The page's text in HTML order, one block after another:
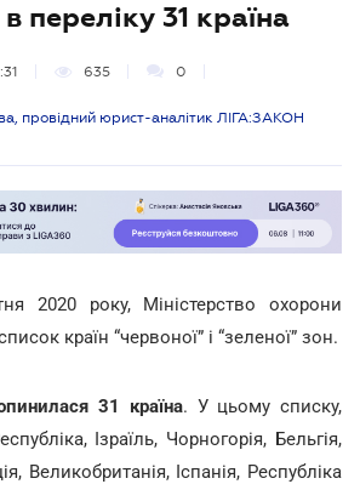
переліку 31 країна
635 0
провідний юрист-аналітик ЛІГА:ЗАКОН
2020 року, Міністерство охорони
країн “червоної” і “зеленої” зон.
31 країна. У цьому списку,
Ізраїль, Чорногорія, Бельгія,
Великобританія, Іспанія, Республіка